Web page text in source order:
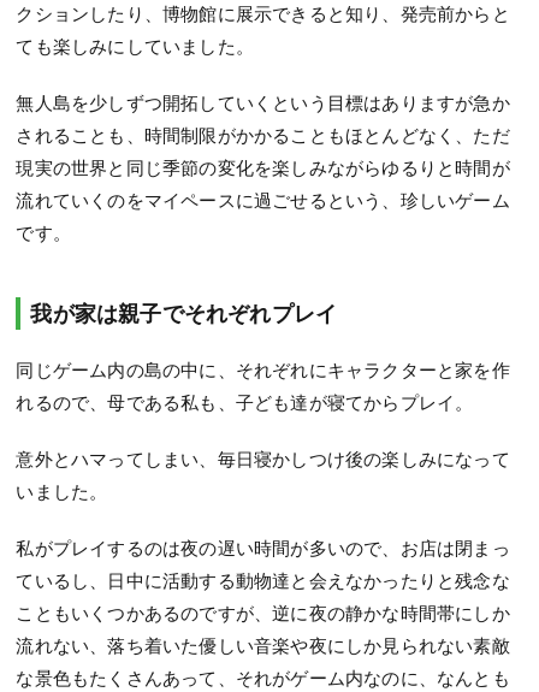
クションしたり、博物館に展示できると知り、発売前からと
ても楽しみにしていました。
無人島を少しずつ開拓していくという目標はありますが急か
されることも、時間制限がかかることもほとんどなく、ただ
現実の世界と同じ季節の変化を楽しみながらゆるりと時間が
流れていくのをマイペースに過ごせるという、珍しいゲーム
です。
我が家は親子でそれぞれプレイ
同じゲーム内の島の中に、それぞれにキャラクターと家を作
れるので、母である私も、子ども達が寝てからプレイ。
意外とハマってしまい、毎日寝かしつけ後の楽しみになって
いました。
私がプレイするのは夜の遅い時間が多いので、お店は閉まっ
ているし、日中に活動する動物達と会えなかったりと残念な
こともいくつかあるのですが、逆に夜の静かな時間帯にしか
流れない、落ち着いた優しい音楽や夜にしか見られない素敵
な景色もたくさんあって、それがゲーム内なのに、なんとも